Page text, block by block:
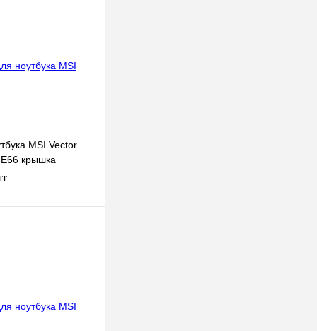
MSI Vector
крышка
наличии